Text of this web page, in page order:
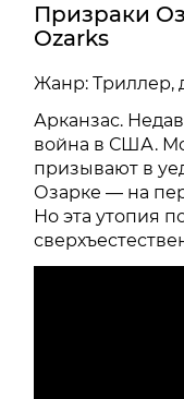
Призраки
Ozarks
Жанр: Триллер,
Арканзас.
война в США.
призывают в
Озарке — на
Но эта утопия